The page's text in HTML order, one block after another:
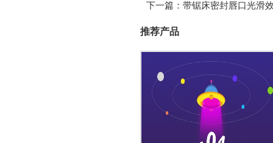
下一篇： 带锯床密封唇口光滑
推荐产品